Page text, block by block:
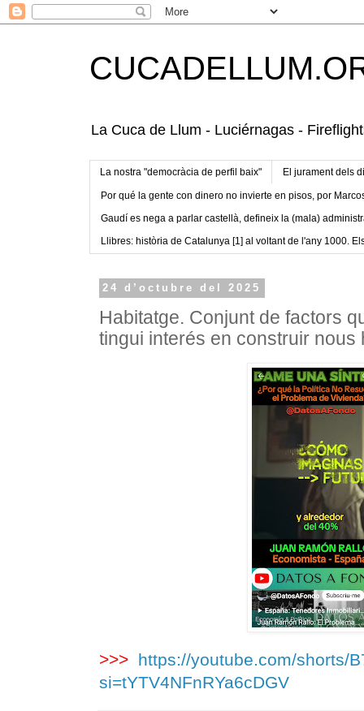
La Cuca de Llum - Luciérnagas -
La nostra "democràcia de perfil baix" El jurament dels
Por qué la gente con dinero no invierte en pisos, por
Gaudí es nega a parlar castellà, defineix la (mala)
Llibres: història de Catalunya [1] al voltant de l'any 1000.
24 d’octubre del 2025
Habitatge. Conjunt de factors
tingui interés en construir nous
>>> https://youtube.com/shorts/
si=tYTV4NFnRYa6cDGV